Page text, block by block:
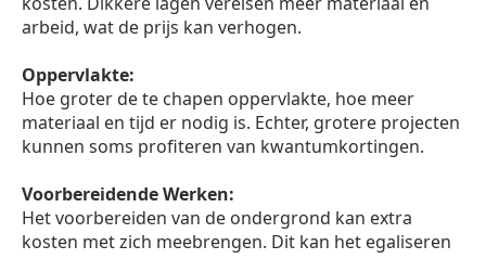
arbeid, wat de prijs kan verhogen.
Oppervlakte:
Hoe groter de te chapen oppervlakte, hoe meer
materiaal en tijd er nodig is. Echter, grotere projecten
kunnen soms profiteren van kwantumkortingen.
Voorbereidende Werken:
Het voorbereiden van de ondergrond kan extra
kosten met zich meebrengen. Dit kan het egaliseren